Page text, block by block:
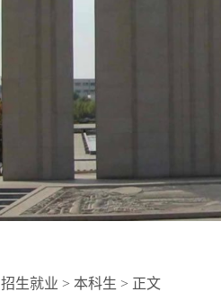
招生就业 > 本科生 > 正文